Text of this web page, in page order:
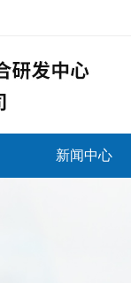
新闻中心